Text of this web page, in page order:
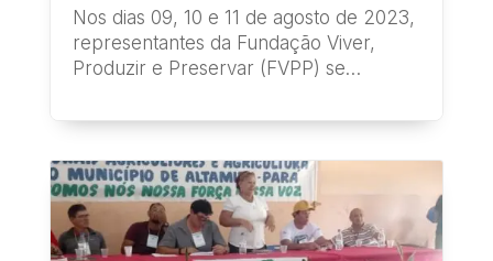
Xingu
Nos dias 09, 10 e 11 de agosto de 2023,
representantes da Fundação Viver,
Produzir e Preservar (FVPP) se